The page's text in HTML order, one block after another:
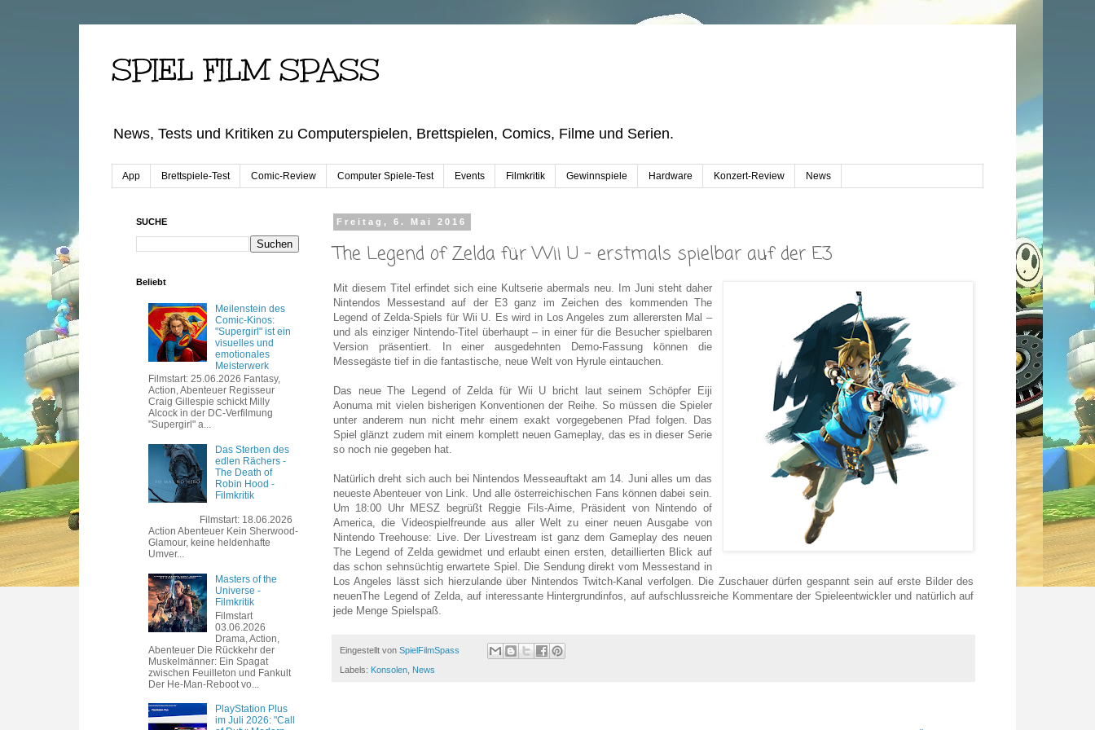
SPIEL FILM SPASS
News, Tests und Kritiken zu Computerspielen, Brettspielen, Comics, Filme und Serien.
App Brettspiele-Test Comic-Review Computer Spiele-Test Events Filmkritik Gewinnspiele Hardware Konzert-Review News
Freitag, 6. Mai 2016
The Legend of Zelda für Wii U - erstmals spielbar auf der E3
Mit diesem Titel erfindet sich eine Kultserie abermals neu. Im Juni steht daher
Nintendos Messestand auf der E3 ganz im Zeichen des kommenden The
Legend of Zelda-Spiels für Wii U. Es wird in Los Angeles zum allerersten Mal –
und als einziger Nintendo-Titel überhaupt – in einer für die Besucher spielbaren
Version präsentiert. In einer ausgedehnten Demo-Fassung können die
Messegäste tief in die fantastische, neue Welt von Hyrule eintauchen.
Das neue The Legend of Zelda für Wii U bricht laut seinem Schöpfer Eiji
Aonuma mit vielen bisherigen Konventionen der Reihe. So müssen die Spieler
unter anderem nun nicht mehr einem exakt vorgegebenen Pfad folgen. Das
Spiel glänzt zudem mit einem komplett neuen Gameplay, das es in dieser Serie
so noch nie gegeben hat.
Natürlich dreht sich auch bei Nintendos Messeauftakt am 14. Juni alles um das
neueste Abenteuer von Link. Und alle österreichischen Fans können dabei sein.
Um 18:00 Uhr MESZ begrüßt Reggie Fils-Aime, Präsident von Nintendo of
America, die Videospielfreunde aus aller Welt zu einer neuen Ausgabe von
Nintendo Treehouse: Live. Der Livestream ist ganz dem Gameplay des neuen
The Legend of Zelda gewidmet und erlaubt einen ersten, detaillierten Blick auf
das schon sehnsüchtig erwartete Spiel. Die Sendung direkt vom Messestand in
Los Angeles lässt sich hierzulande über Nintendos Twitch-Kanal verfolgen. Die Zuschauer dürfen gespannt sein auf erste Bilder des
neuenThe Legend of Zelda, auf interessante Hintergrundinfos, auf aufschlussreiche Kommentare der Spieleentwickler und natürlich auf
jede Menge Spielspaß.
Eingestellt von SpielFilmSpass
Labels: Konsolen, News
SUCHE
Beliebt
Meilenstein des
Comic-Kinos:
"Supergirl" ist ein
visuelles und
emotionales
Meisterwerk
Filmstart: 25.06.2026 Fantasy,
Action, Abenteuer Regisseur
Craig Gillespie schickt Milly
Alcock in der DC-Verfilmung
"Supergirl" a...
Das Sterben des
edlen Rächers -
The Death of
Robin Hood -
Filmkritik
Filmstart: 18.06.2026
Action Abenteuer Kein Sherwood-
Glamour, keine heldenhafte
Umver...
Masters of the
Universe -
Filmkritik
Filmstart
03.06.2026
Drama, Action,
Abenteuer Die Rückkehr der
Muskelmänner: Ein Spagat
zwischen Feuilleton und Fankult
Der He-Man-Reboot vo...
PlayStation Plus
im Juli 2026: "Call